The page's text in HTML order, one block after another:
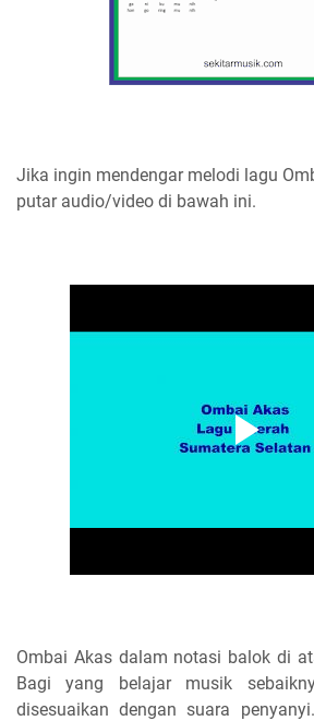
Jika ingin mendengar melodi lagu
putar audio/video di bawah ini.
Ombai Akas dalam notasi balok di
Bagi yang belajar musik
disesuaikan dengan suara